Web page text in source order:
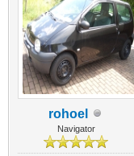
rohoel
Navigator